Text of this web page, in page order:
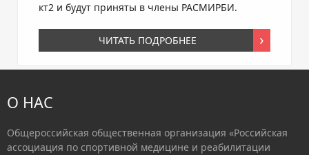
кт2 и будут приняты в члены РАСМИРБИ.
ЧИТАТЬ ПОДРОБНЕЕ
О НАС
Общероссийская общественная организация «Российская
ассоциация по спортивной медицине и реабилитации